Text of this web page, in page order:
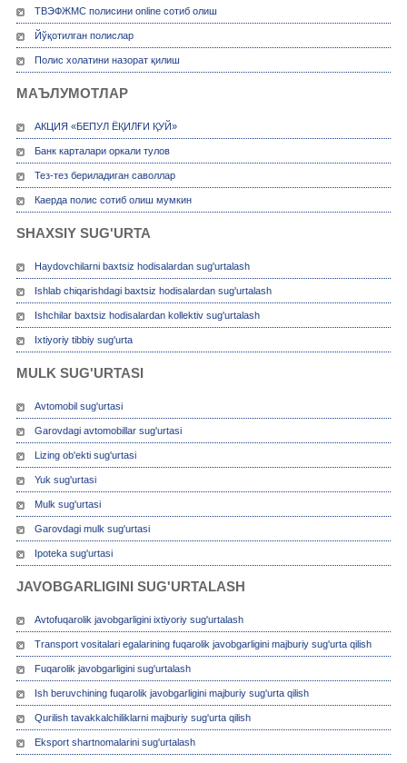
ТВЭФЖМС полисини online сотиб олиш
Йўқотилган полислар
Полис холатини назорат қилиш
МАЪЛУМОТЛАР
АКЦИЯ «БЕПУЛ ЁҚИЛҒИ ҚУЙ»
Банк карталари оркали тулов
Тез-тез бериладиган саволлар
Каерда полис сотиб олиш мумкин
SHAXSIY SUG'URTA
Haydovchilarni baxtsiz hodisalardan sug'urtalash
Ishlab chiqarishdagi baxtsiz hodisalardan sug'urtalash
Ishchilar baxtsiz hodisalardan kollektiv sug'urtalash
Ixtiyoriy tibbiy sug'urta
MULK SUG'URTASI
Avtomobil sug'urtasi
Garovdagi avtomobillar sug'urtasi
Lizing ob'ekti sug'urtasi
Yuk sug'urtasi
Mulk sug'urtasi
Garovdagi mulk sug'urtasi
Ipoteka sug'urtasi
JAVOBGARLIGINI SUG'URTALASH
Avtofuqarolik javobgarligini ixtiyoriy sug'urtalash
Transport vositalari egalarining fuqarolik javobgarligini majburiy sug'urta qilish
Fuqarolik javobgarligini sug'urtalash
Ish beruvchining fuqarolik javobgarligini majburiy sug'urta qilish
Qurilish tavakkalchiliklarni majburiy sug'urta qilish
Eksport shartnomalarini sug'urtalash